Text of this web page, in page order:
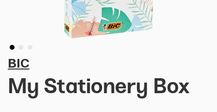
BIC
My Stationery Box